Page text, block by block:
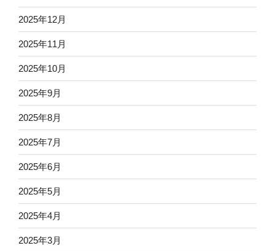
2025年12月
2025年11月
2025年10月
2025年9月
2025年8月
2025年7月
2025年6月
2025年5月
2025年4月
2025年3月